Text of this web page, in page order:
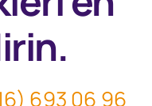
693 06 96